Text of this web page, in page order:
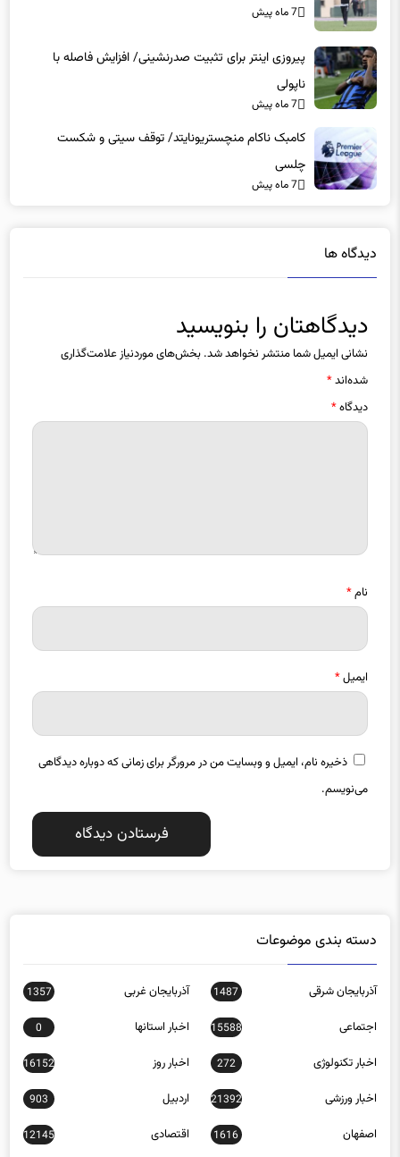
7 ماه پیش
پیروزی اینتر برای تثبیت صدرنشینی/ افزایش فاصله با
ناپولی
7 ماه پیش
کامبک ناکام منچستریونایتد/ توقف سیتی و شکست
چلسی
7 ماه پیش
دیدگاه ها
دیدگاهتان را بنویسید
نشانی ایمیل شما منتشر نخواهد شد. بخش‌های موردنیاز علامت‌گذاری
شده‌اند*
دیدگاه*
نام*
ایمیل*
ذخیره نام، ایمیل و وبسایت من در مرورگر برای زمانی که دوباره دیدگاهی
می‌نویسم.
دسته بندی موضوعات
آذربایجان شرقی 1487 آذربایجان غربی 1357
اجتماعی 15588 اخبار استانها 0
اخبار تکنولوژی 272 اخبار روز 16152
اخبار ورزشی 21392 اردبیل 903
اصفهان 1616 اقتصادی 12145